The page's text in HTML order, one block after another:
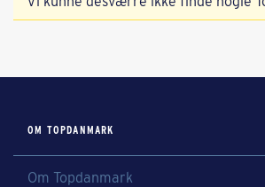
OM TOPDANMARK
Om Topdanmark